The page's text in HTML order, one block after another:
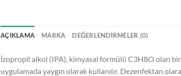
AÇIKLAMA MARKA DEĞERLENDIRMELER (0)
İzopropil alkol (IPA), kimyasal formülü C3H8O olan
uygulamada yaygın olarak kullanılır. Dezenfektan